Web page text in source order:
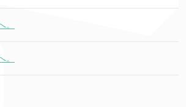
。
。